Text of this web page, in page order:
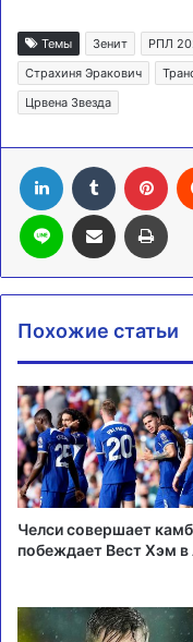
Темы Зенит
РПЛ
Страхиня Эракович
Црвена Звезда
LinkedIn Tumblr
Line Поделиться через электронную почту
Похожие статьи
Челси совершает
побеждает Вест Хэм